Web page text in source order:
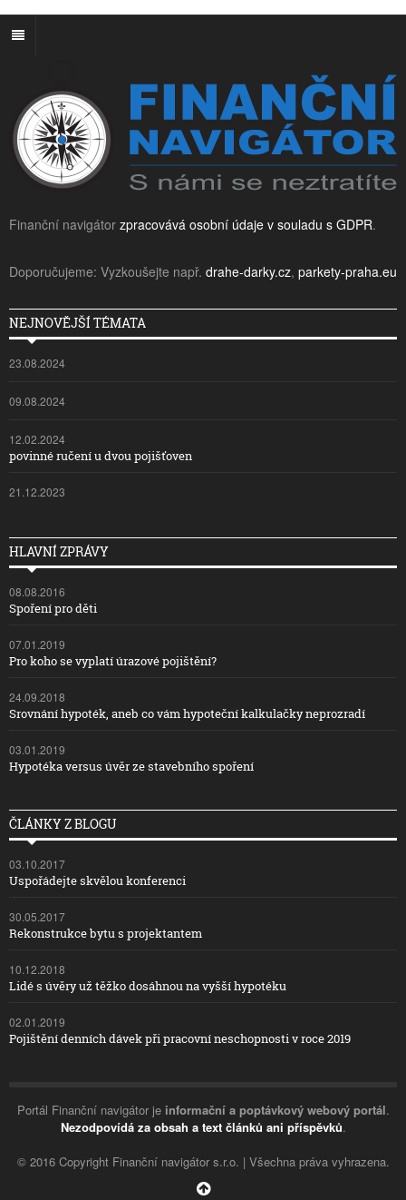
Finanční navigátor zpracovává osobní údaje v souladu s GDPR.
Doporučujeme: Vyzkoušejte např. drahe-darky.cz, parkety-praha.eu
NEJNOVĚJŠÍ TÉMATA
23.08.2024
09.08.2024
12.02.2024
povinné ručení u dvou pojišťoven
21.12.2023
HLAVNÍ ZPRÁVY
08.08.2016
Spoření pro děti
07.01.2019
Pro koho se vyplatí úrazové pojištění?
24.09.2018
Srovnání hypoték, aneb co vám hypoteční kalkulačky neprozradí
03.01.2019
Hypotéka versus úvěr ze stavebního spoření
ČLÁNKY Z BLOGU
03.10.2017
Uspořádejte skvělou konferenci
30.05.2017
Rekonstrukce bytu s projektantem
10.12.2018
Lidé s úvěry už těžko dosáhnou na vyšší hypotéku
02.01.2019
Pojištění denních dávek při pracovní neschopnosti v roce 2019
Portál Finanční navigátor je informační a poptávkový webový portál.
Nezodpovídá za obsah a text článků ani příspěvků.
© 2016 Copyright Finanční navigátor s.r.o. | Všechna práva vyhrazena.